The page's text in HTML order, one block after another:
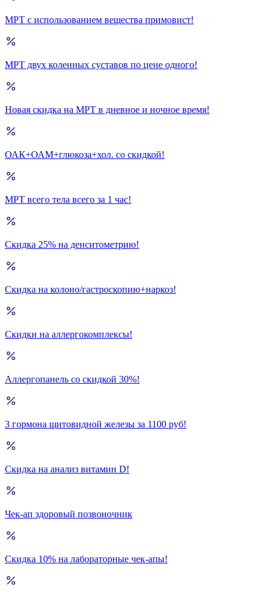
МРТ с использованием вещества примовист!
МРТ двух коленных суставов по цене одного!
Новая скидка на МРТ в дневное и ночное время!
ОАК+ОАМ+глюкоза+хол. со скидкой!
МРТ всего тела всего за 1 час!
Скидка 25% на денситометрию!
Скидка на колоно/гастроскопию+наркоз!
Скидки на аллергокомплексы!
Аллергопанель со скидкой 30%!
3 гормона щитовидной железы за 1100 руб!
Скидка на анализ витамин D!
Чек-ап здоровый позвоночник
Скидка 10% на лабораторные чек-апы!